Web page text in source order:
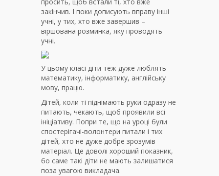
закінчив. І поки дописують вправу інші
учні, у тих, хто вже завершив –
віршована розминка, яку проводять
учні.
У цьому класі діти теж дуже люблять
математику, інформатику, англійську
мову, працю.
Дітей, коли ті піднімають руки одразу не
питають, чекають, щоб проявили всі
ініціативу. Попри те, що на уроці були
спостерігачі-волонтери питали і тих
дітей, хто не дуже добре зрозумів
матеріал. Це доволі хороший показник,
бо саме такі діти не мають залишатися
поза увагою викладача.